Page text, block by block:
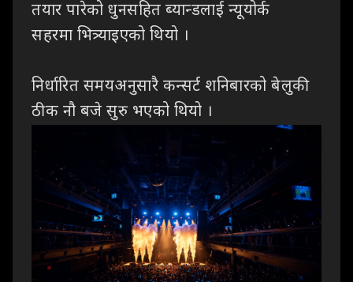
तयार पारेको धुनसहित ब्यान्डलाई न्यूयोर्क
सहरमा भित्र्याइएको थियो ।
निर्धारित समयअनुसारै कन्सर्ट शनिबारको बेलुकी
ठीक नौ बजे सुरु भएको थियो ।